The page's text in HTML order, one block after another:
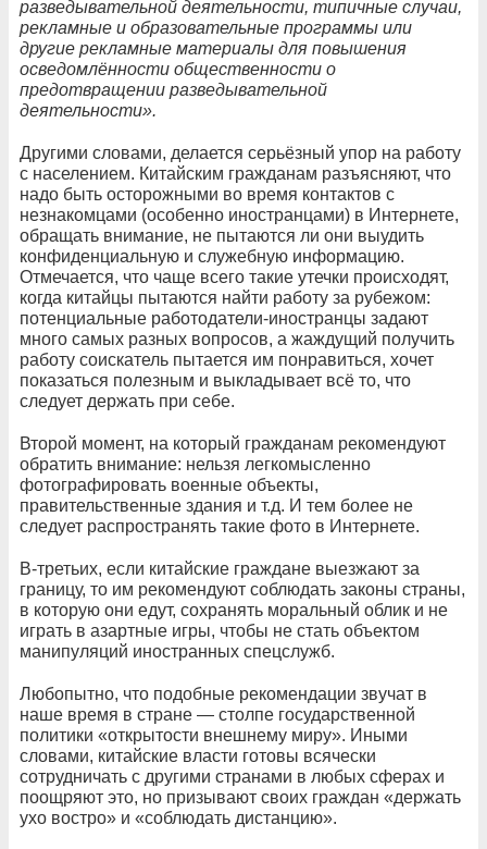
разведывательной деятельности, типичные случаи,
рекламные и образовательные программы или
другие рекламные материалы для повышения
осведомлённости общественности о
предотвращении разведывательной
деятельности».
Другими словами, делается серьёзный упор на работу
с населением. Китайским гражданам разъясняют, что
надо быть осторожными во время контактов с
незнакомцами (особенно иностранцами) в Интернете,
обращать внимание, не пытаются ли они выудить
конфиденциальную и служебную информацию.
Отмечается, что чаще всего такие утечки происходят,
когда китайцы пытаются найти работу за рубежом:
потенциальные работодатели-иностранцы задают
много самых разных вопросов, а жаждущий получить
работу соискатель пытается им понравиться, хочет
показаться полезным и выкладывает всё то, что
следует держать при себе.
Второй момент, на который гражданам рекомендуют
обратить внимание: нельзя легкомысленно
фотографировать военные объекты,
правительственные здания и т.д. И тем более не
следует распространять такие фото в Интернете.
В-третьих, если китайские граждане выезжают за
границу, то им рекомендуют соблюдать законы страны,
в которую они едут, сохранять моральный облик и не
играть в азартные игры, чтобы не стать объектом
манипуляций иностранных спецслужб.
Любопытно, что подобные рекомендации звучат в
наше время в стране — столпе государственной
политики «открытости внешнему миру». Иными
словами, китайские власти готовы всячески
сотрудничать с другими странами в любых сферах и
поощряют это, но призывают своих граждан «держать
ухо востро» и «соблюдать дистанцию».